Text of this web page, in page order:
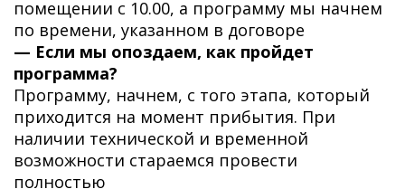
помещении с 10.00, а программу мы начнем
по времени, указанном в договоре
— Если мы опоздаем, как пройдет
программа?
Программу, начнем, с того этапа, который
приходится на момент прибытия. При
наличии технической и временной
возможности стараемся провести
полностью